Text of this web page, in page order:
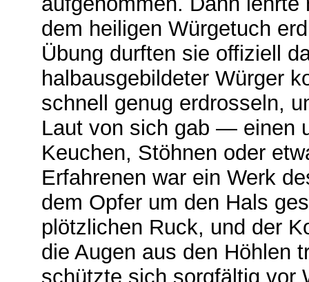
dem heiligen Würgetuch
Übung durften sie offiziell
halbausgebildeter Würger
schnell genug erdrosseln,
Laut von sich gab — einen
Keuchen, Stöhnen oder
Erfahrenen war ein Werk
dem Opfer um den Hals
plötzlichen Ruck, und der
die Augen aus den Höhlen
schützte sich sorgfältig vor